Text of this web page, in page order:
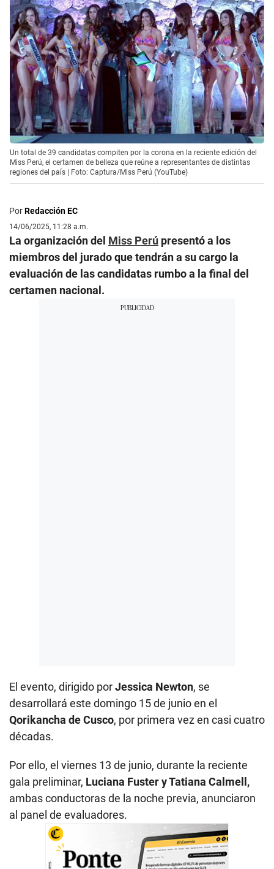
Un total de 39 candidatas compiten por la corona en la reciente edición del
Miss Perú, el certamen de belleza que reúne a representantes de distintas
regiones del país | Foto: Captura/Miss Perú (YouTube)
PorRedacción EC
14/06/2025, 11:28 a.m.
La organización del Miss Perú presentó a los
miembros del jurado que tendrán a su cargo la
evaluación de las candidatas rumbo a la final del
certamen nacional.
El evento, dirigido porJessica Newton, se
desarrollará este domingo 15 de junio en el
Qorikancha de Cusco, por primera vez en casi cuatro
décadas.
Por ello, el viernes 13 de junio, durante la reciente
gala preliminar, Luciana Fuster y Tatiana Calmell,
ambas conductoras de la noche previa, anunciaron
al panel de evaluadores.